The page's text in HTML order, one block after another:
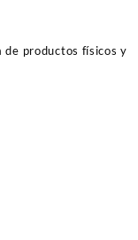
de productos físicos y